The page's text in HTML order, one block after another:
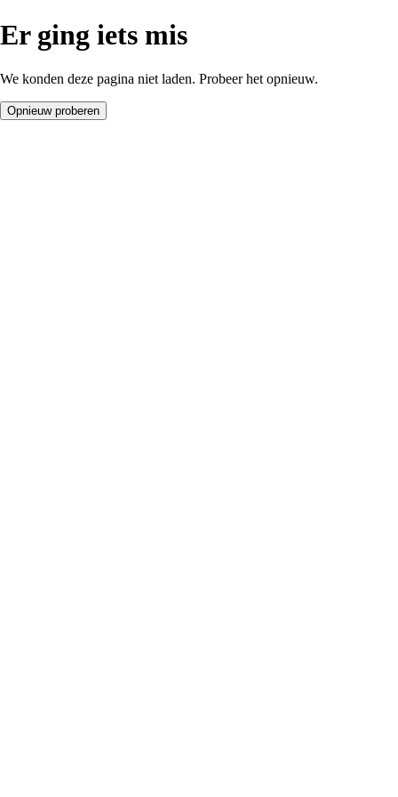
Er ging iets mis
We konden deze pagina niet laden. Probeer het opnieuw.
Opnieuw proberen